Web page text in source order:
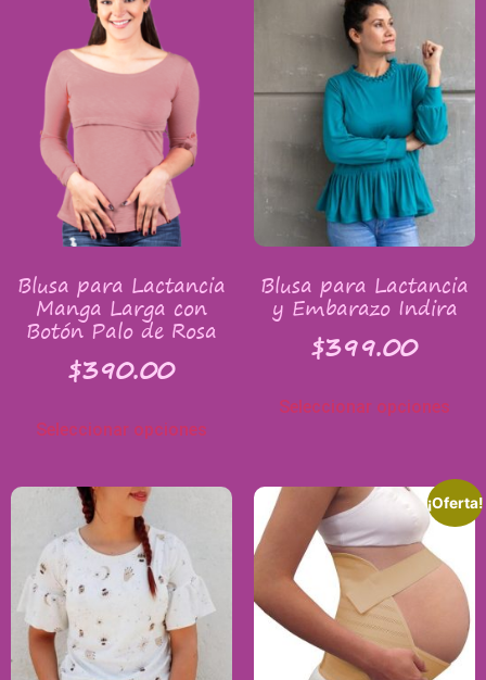
Blusa para Lactancia
Manga Larga con
Botón Palo de Rosa
$390.00
Seleccionar opciones
Blusa para Lactancia
y Embarazo Indira
$399.00
Seleccionar opciones
¡Oferta!